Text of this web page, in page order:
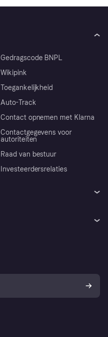
Gedragscode BNPL
Wikipink
Toegankelijkheid
Auto-Track
Contact opnemen met Klarna
Contactgegevens voor
autoriteiten
Raad van bestuur
Investeerdersrelaties